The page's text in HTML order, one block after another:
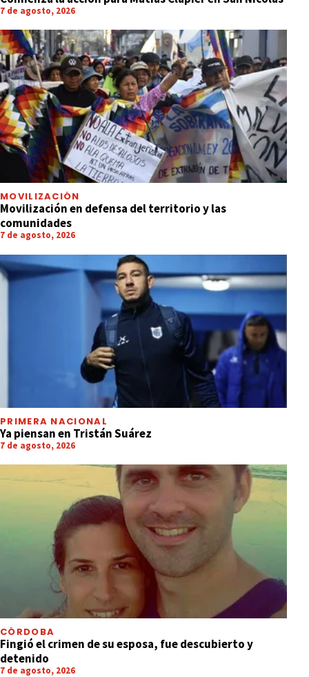
7 de agosto, 2026
MOVILIZACIÓN
Movilización en defensa del territorio y las
comunidades
7 de agosto, 2026
PRIMERA NACIONAL
Ya piensan en Tristán Suárez
7 de agosto, 2026
CÓRDOBA
Fingió el crimen de su esposa, fue descubierto y
detenido
7 de agosto, 2026